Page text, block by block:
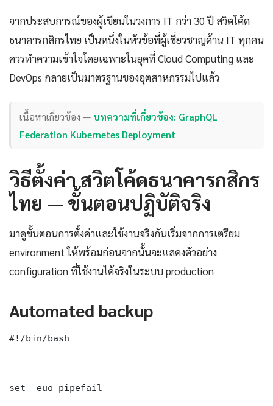
จากประสบการณ์ของผู้เขียนในวงการ IT กว่า 30 ปี สวิตโค้ด
ธนาคารกสิกรไทย เป็นหนึ่งในหัวข้อที่ผู้เชี่ยวชาญด้าน IT ทุกคน
ควรทำความเข้าใจโดยเฉพาะในยุคที่ Cloud Computing และ
DevOps กลายเป็นมาตรฐานของอุตสาหกรรมไปแล้ว
เนื้อหาเกี่ยวข้อง — บทความที่เกี่ยวข้อง: GraphQL
Federation Kubernetes Deployment
วิธีตั้งค่า สวิตโค้ดธนาคารกสิกร
ไทย — ขั้นตอนปฏิบัติจริง
มาดูขั้นตอนการตั้งค่าและใช้งานจริงกันเริ่มจากการเตรียม
environment ให้พร้อมก่อนจากนั้นจะแสดงตัวอย่าง
configuration ที่ใช้งานได้จริงในระบบ production
Automated backup
#!/bin/bash
set -euo pipefail